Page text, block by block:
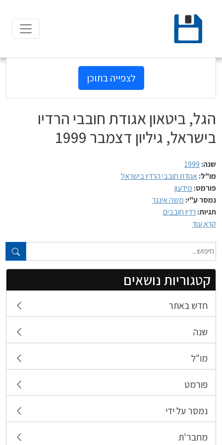
content
טקסט חופשי...
קטגוריות נושאים
חדש באתר
שנה
מו"ל
פורמט
נמסר על ידי
מחבר'ת
לצפייה בתוכן
הגל, ביטאון אגודת חובבי הרדיו
בישראל, גיליון דצמבר 1999
שנה: 1999
מו"ל: אגודת חובבי הרדיו בישראל
פורמט: מידעון
נמסר ע"י: משה אינגר
תגיות: רדיו חובבים
קרא עוד